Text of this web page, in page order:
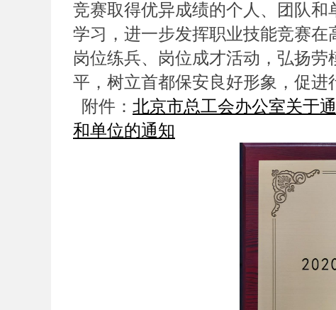
竞赛取得优异成绩的个人、团队
学习，进一步发挥职业技能竞赛在
岗位练兵、岗位成才活动，弘扬
平，树立首都保安良好形象，促进
附件： 北京市总工会办公室关于
和单位的通知